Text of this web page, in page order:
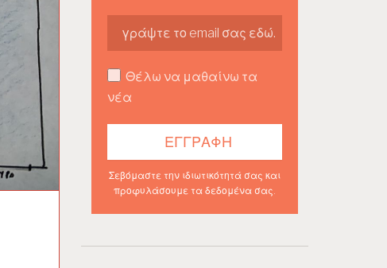
Θέλω να μαθαίνω τα
νέα
Σεβόμαστε την ιδιωτικότητά σας και
προφυλάσουμε τα δεδομένα σας.